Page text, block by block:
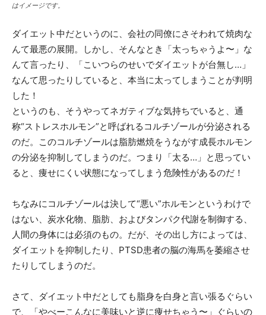
はイメージです。
ダイエット中だというのに、会社の同僚にさそわれて焼肉な
んて最悪の展開。しかし、そんなとき「太っちゃうよ〜」な
んて言ったり、「こいつらのせいでダイエットが台無し…」
なんて思ったりしていると、本当に太ってしまうことが判明
した！
というのも、そうやってネガティブな気持ちでいると、通
称“ストレスホルモン”と呼ばれるコルチゾールが分泌される
のだ。このコルチゾールは脂肪燃焼をうながす成長ホルモン
の分泌を抑制してしまうのだ。つまり「太る…」と思ってい
ると、痩せにくい状態になってしまう危険性があるのだ！
ちなみにコルチゾールは決して“悪い”ホルモンというわけで
はない、炭水化物、脂肪、およびタンパク代謝を制御する、
人間の身体には必須のもの。だが、その出し方によっては、
ダイエットを抑制したり、PTSD患者の脳の海馬を萎縮させ
たりしてしまうのだ。
さて、ダイエット中だとしても脂身を白身と言い張るぐらい
で、「やべーこんなに美味いと逆に痩せちゃう〜」ぐらいの